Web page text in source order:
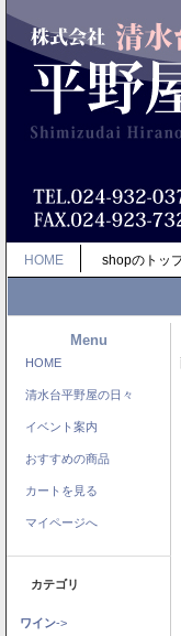
HOME shopのトッ
Menu
HOME
清水台平野屋の日々
イベント案内
おすすめの商品
カートを見る
マイページへ
カテゴリ
ワイン->